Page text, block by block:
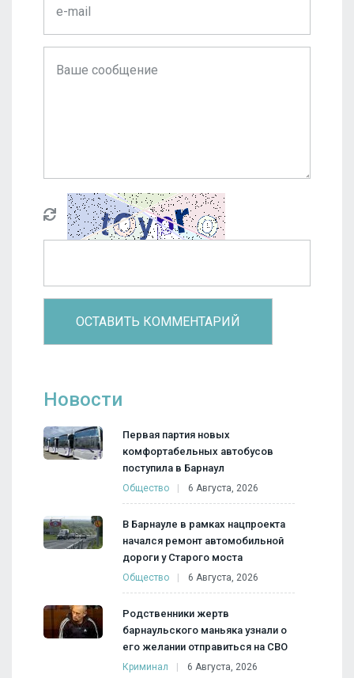
Новости
Первая партия новых
комфортабельных автобусов
поступила в Барнаул
Общество 6 Августа, 2026
В Барнауле в рамках нацпроекта
начался ремонт автомобильной
дороги у Старого моста
Общество 6 Августа, 2026
Родственники жертв
барнаульского маньяка узнали о
его желании отправиться на СВО
Криминал 6 Августа, 2026